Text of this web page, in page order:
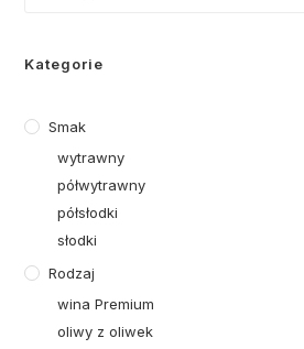
Kategorie
Smak
wytrawny
półwytrawny
półsłodki
słodki
Rodzaj
wina Premium
oliwy z oliwek